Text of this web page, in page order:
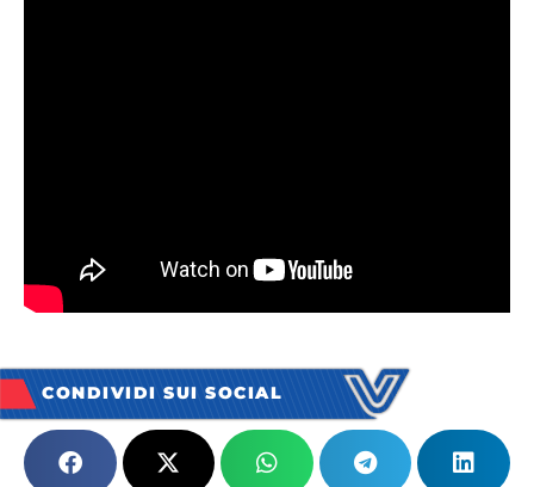
CONDIVIDI SUI SOCIAL